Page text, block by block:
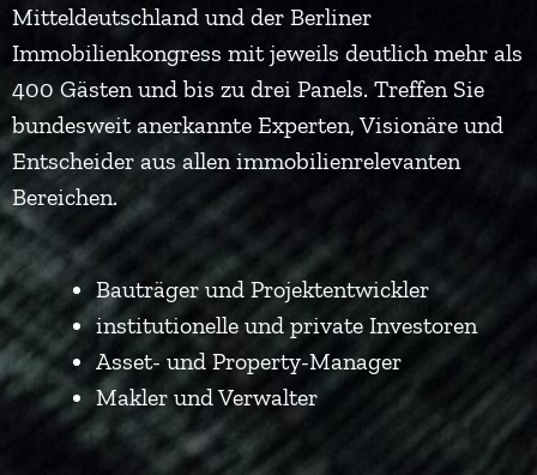
Mitteldeutschland und der Berliner
Immobilienkongress mit jeweils deutlich mehr als
400 Gästen und bis zu drei Panels. Treffen Sie
bundesweit anerkannte Experten, Visionäre und
Entscheider aus allen immobilienrelevanten
Bereichen.
Bauträger und Projektentwickler
institutionelle und private Investoren
Asset- und Property-Manager
Makler und Verwalter